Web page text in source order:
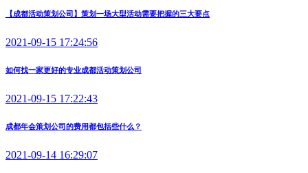
【成都活动策划公司】策划一场大型活动需要把握的三大要点
2021-09-15 17:24:56
如何找一家更好的专业成都活动策划公司
2021-09-15 17:22:43
成都年会策划公司的费用都包括些什么？
2021-09-14 16:29:07